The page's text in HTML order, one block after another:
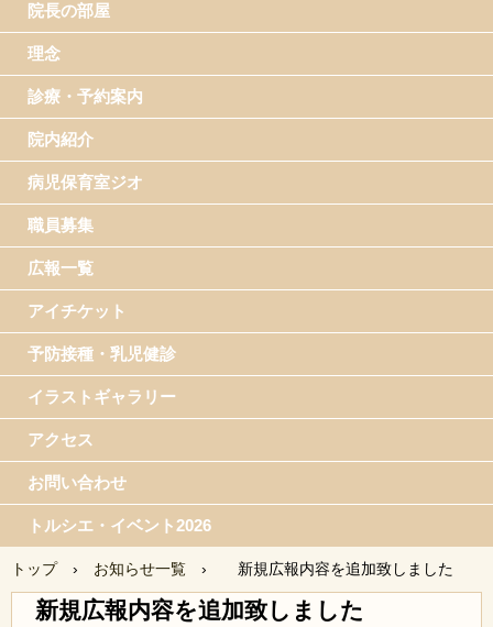
院長の部屋
理念
診療・予約案内
院内紹介
病児保育室ジオ
職員募集
広報一覧
アイチケット
予防接種・乳児健診
イラストギャラリー
アクセス
お問い合わせ
トルシエ・イベント2026
トップ › お知らせ一覧 › 新規広報内容を追加致しました
新規広報内容を追加致しました